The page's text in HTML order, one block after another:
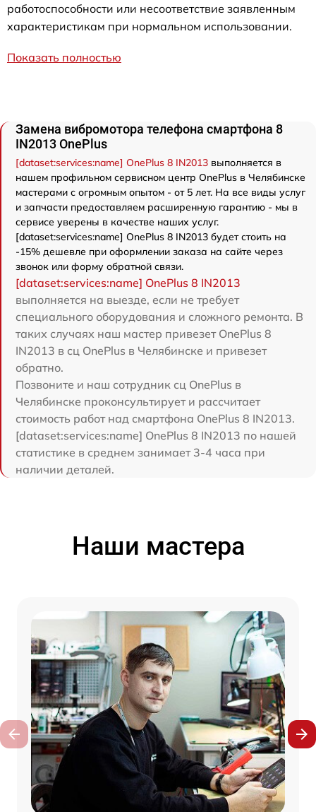
работоспособности или несоответствие заявленным
характеристикам при нормальном использовании.
Показать полностью
Замена вибромотора телефона смартфона 8
IN2013 OnePlus
[dataset:services:name] OnePlus 8 IN2013 выполняется в
нашем профильном сервисном центр OnePlus в Челябинске
мастерами с огромным опытом - от 5 лет. На все виды услуг
и запчасти предоставляем расширенную гарантию - мы в
сервисе уверены в качестве наших услуг.
[dataset:services:name] OnePlus 8 IN2013 будет стоить на
-15% дешевле при оформлении заказа на сайте через
звонок или форму обратной связи.
[dataset:services:name] OnePlus 8 IN2013
выполняется на выезде, если не требует
специального оборудования и сложного ремонта. В
таких случаях наш мастер привезет OnePlus 8
IN2013 в сц OnePlus в Челябинске и привезет
обратно.
Позвоните и наш сотрудник сц OnePlus в
Челябинске проконсультирует и рассчитает
стоимость работ над смартфона OnePlus 8 IN2013.
[dataset:services:name] OnePlus 8 IN2013 по нашей
статистике в среднем занимает 3-4 часа при
наличии деталей.
Наши мастера